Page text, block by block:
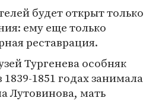
будет открыт только
ему еще только
реставрация.
Тургенева особняк
1851 годах занимала
Лутовинова, мать